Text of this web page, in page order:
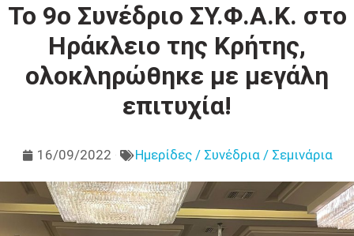
Το 9ο Συνέδριο ΣΥ.Φ.Α.Κ. στο
Ηράκλειο της Κρήτης,
ολοκληρώθηκε με μεγάλη
επιτυχία!
16/09/2022 Ημερίδες / Συνέδρια / Σεμινάρια